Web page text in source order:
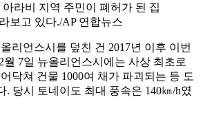
아라비 지역 주민이 폐허가 된 집
보고 있다./AP 연합뉴스
리언스시를 덮친 건 2017년 이후 이번
월 7일 뉴올리언스시에는 사상 최초로
닥쳐 건물 1000여 채가 파괴되는 등 도
. 당시 토네이도 최대 풍속은 140㎞/h였